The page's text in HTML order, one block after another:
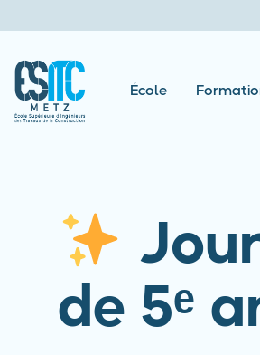
École
de 5ᵉ